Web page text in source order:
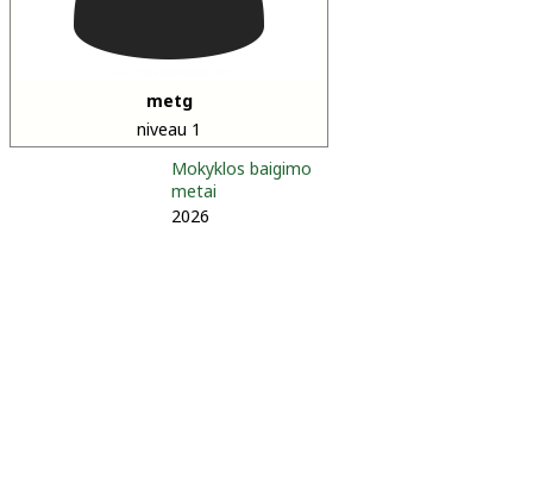
metg
niveau 1
Mokyklos baigimo
metai
2026